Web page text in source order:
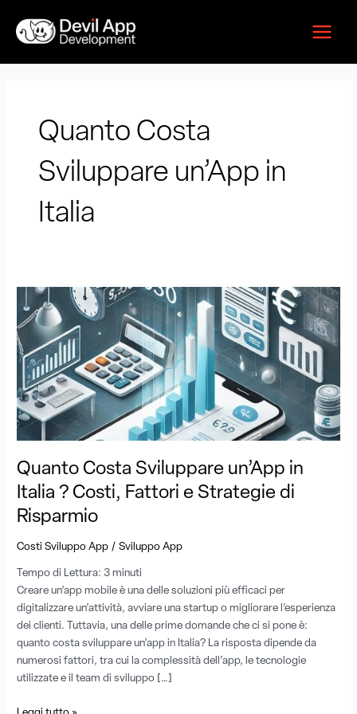
contenuto
Quanto Costa
Sviluppare un’App in
Italia
Quanto Costa Sviluppare un’App in
Italia ? Costi, Fattori e Strategie di
Risparmio
Costi Sviluppo App /Sviluppo App
Tempo di Lettura:3 minuti
Creare un’app mobile è una delle soluzioni più efficaci per
digitalizzare un’attività, avviare una startup o migliorare l’esperienza
dei clienti. Tuttavia, una delle prime domande che ci si pone è:
quanto costa sviluppare un’app in Italia? La risposta dipende da
numerosi fattori, tra cui la complessità dell’app, le tecnologie
utilizzate e il team di sviluppo […]
Quanto
Costa
Sviluppare
un’App
in
Italia
?
Costi,
Strategie
di